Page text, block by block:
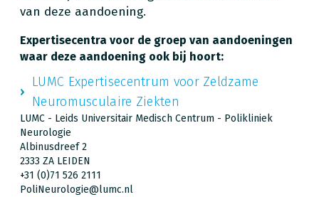
van deze aandoening.
Expertisecentra voor de groep van aandoeningen
waar deze aandoening ook bij hoort:
LUMC Expertisecentrum voor Zeldzame
Neuromusculaire Ziekten
LUMC - Leids Universitair Medisch Centrum - Polikliniek
Neurologie
Albinusdreef 2
2333 ZA LEIDEN
+31 (0)71 526 2111
PoliNeurologie@lumc.nl